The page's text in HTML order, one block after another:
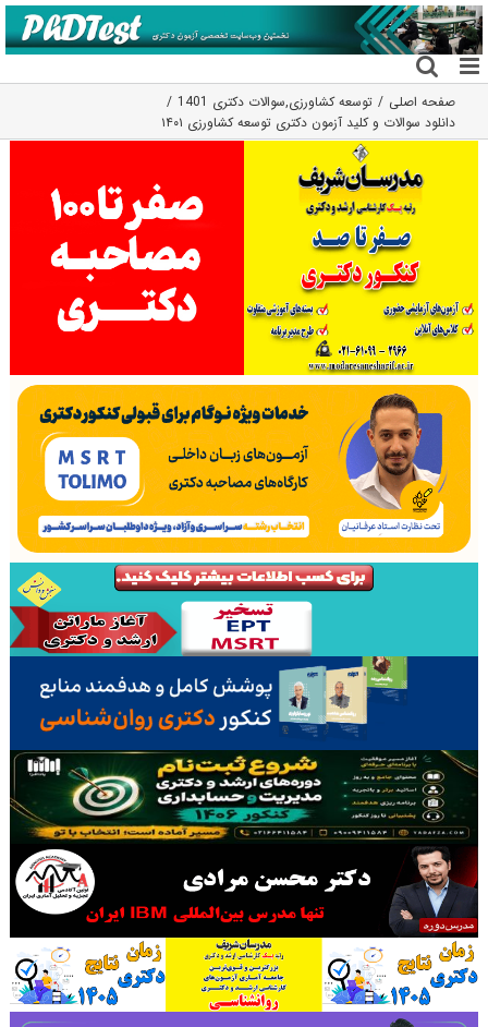
رفتن
به
محتوا
صفحه اصلی توسعه کشاورزی,سوالات دکتری 1401
دانلود سوالات و کلید آزمون دکتری توسعه کشاورزی ۱۴۰۱